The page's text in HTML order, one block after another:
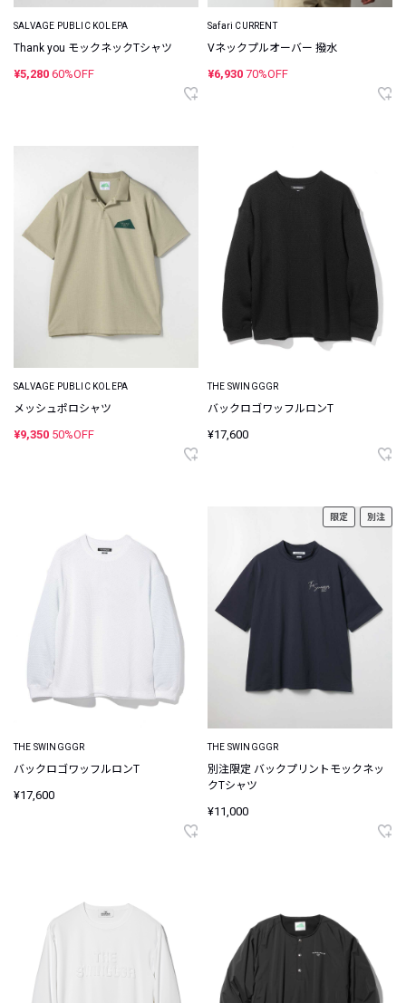
SALVAGE PUBLIC KOLEPA
Thank you モックネックTシャツ
¥5,280 60%OFF
Safari CURRENT
Vネックプルオーバー 撥水
¥6,930 70%OFF
SALVAGE PUBLIC KOLEPA
メッシュポロシャツ
¥9,350 50%OFF
THE SWINGGGR
バックロゴワッフルロンT
¥17,600
THE SWINGGGR
バックロゴワッフルロンT
¥17,600
限定 別注
THE SWINGGGR
別注限定 バックプリントモックネッ
クTシャツ
¥11,000